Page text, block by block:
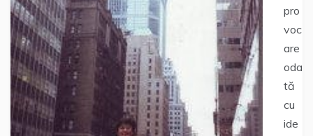
pro
voc
are
oda
tă
cu
ide